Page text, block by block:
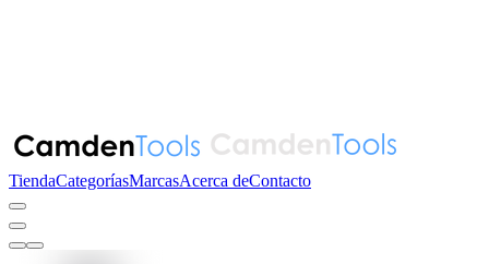
TiendaCategoríasMarcasAcerca deContacto